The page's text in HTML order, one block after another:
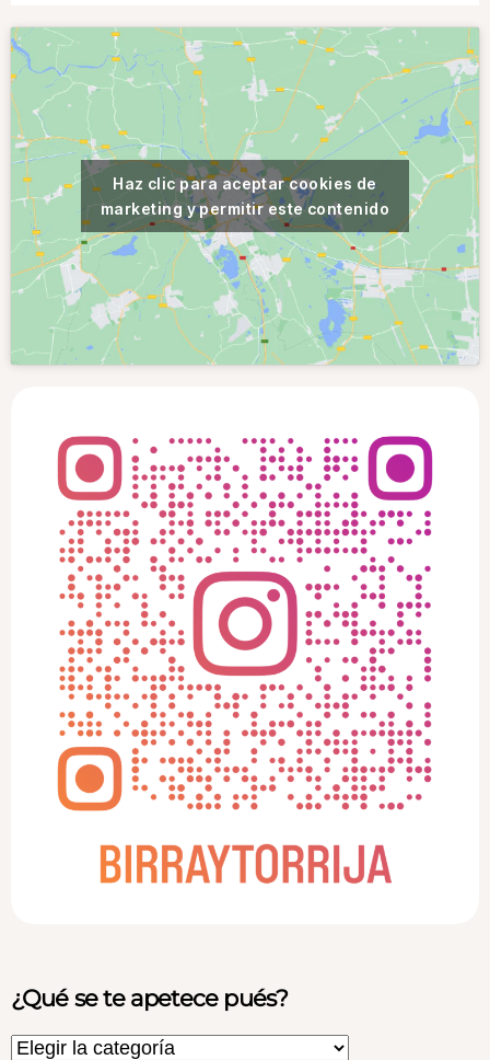
Haz clic para aceptar cookies de
marketing y permitir este contenido
¿Qué se te apetece pués?